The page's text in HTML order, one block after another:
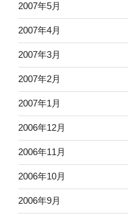
2007年5月
2007年4月
2007年3月
2007年2月
2007年1月
2006年12月
2006年11月
2006年10月
2006年9月